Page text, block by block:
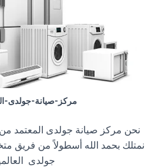
مركز-صيانة-جولدى-
نحن مركز صيانة جولدى المعتمد
نمتلك بحمد الله أسطولاً من فريق
جولدى